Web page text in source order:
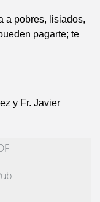
a pobres, lisiados,
pagarte; te
y Fr. Javier